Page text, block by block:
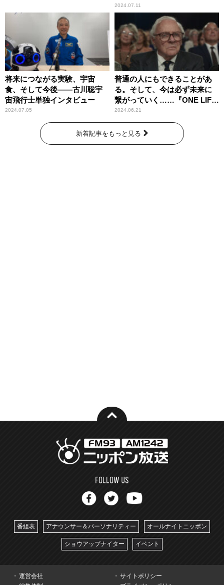
2024.07.11
将来につながる実験、宇宙
食、そして今後――古川聡宇
宙飛行士単独インタビュー
2024.07.05
普通の人にもできることがあ
る。そして、今は必ず未来に
繋がっていく……『ONE LIFE
奇跡が繋いだ6000の命』
2024.06.21
新着記事をもっと見る
番組表 アナウンサー＆パーソナリティー オールナイトニッポン
ショウアップナイター イベント
運営会社
サイトポリシー